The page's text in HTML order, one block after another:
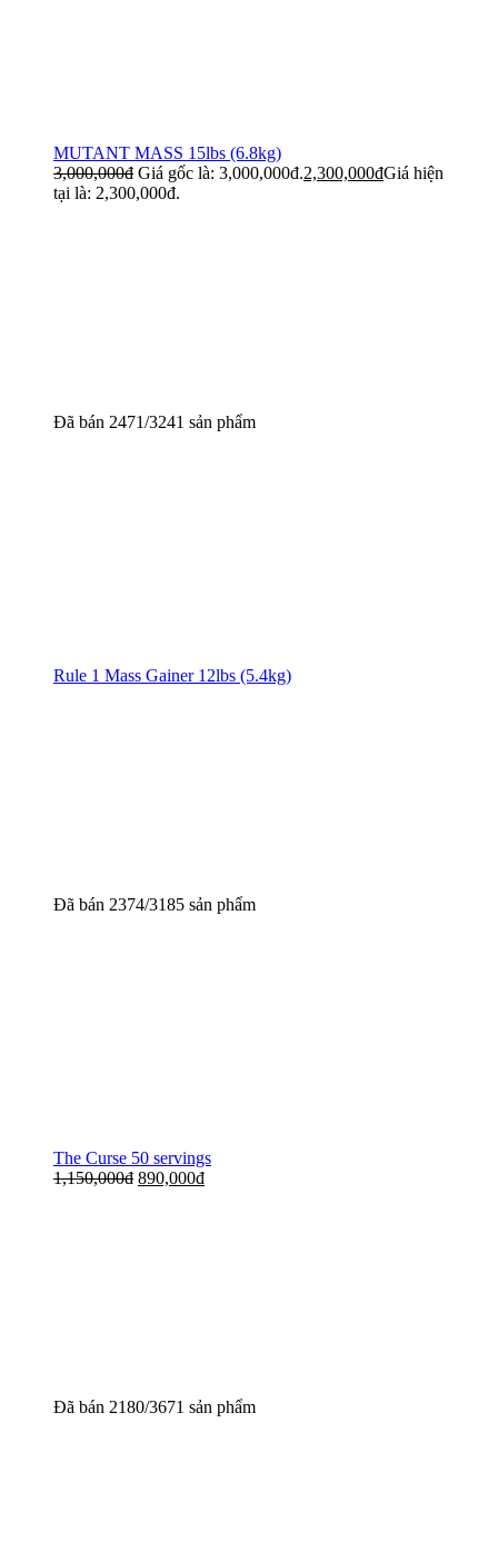
MUTANT MASS 15lbs (6.8kg)
3,000,000đ Giá gốc là: 3,000,000đ.2,300,000đGiá hiện
tại là: 2,300,000đ.
Đã bán 2471/3241 sản phẩm
Rule 1 Mass Gainer 12lbs (5.4kg)
Đã bán 2374/3185 sản phẩm
The Curse 50 servings
1,150,000đ 890,000đ
Đã bán 2180/3671 sản phẩm